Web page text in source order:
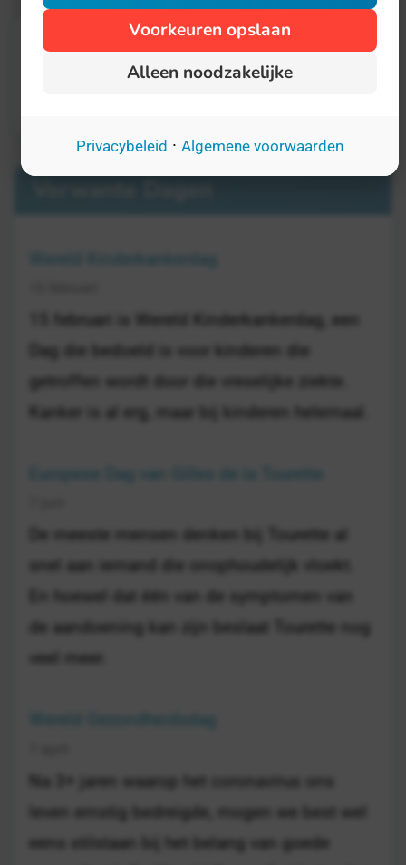
Verwante Dagen
Wereld Kinderkankerdag
15 februari is Wereld Kinderkankerdag, een
Dag die bedoeld is voor kinderen die
getroffen wordt door die vreselijke ziekte.
Kanker is al erg, maar bij kinderen helemaal.
Europese Dag van Gilles de la Tourette
De meeste mensen denken bij Tourette al
snel aan iemand die onophoudelijk vloekt.
En hoewel dat één van de symptomen van
de aandoening kan zijn beslaat Tourette nog
veel meer.
Wereld Gezondheidsdag
Na 3+ jaren waarop het coronavirus ons
leven ernstig bedreigde, mogen we best wel
eens stilstaan bij het belang van goede
Voorkeuren opslaan
Alleen noodzakelijke
Privacybeleid · Algemene voorwaarden